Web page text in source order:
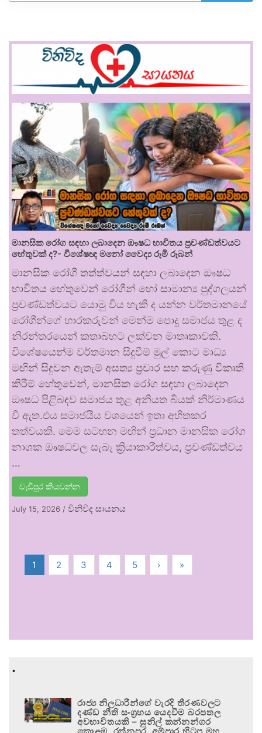
මානසික රෝග සඳහා ලබාදෙන ඖෂධ භාවිතය ප්‍රචණ්ඩත්වයට
හේතුවක් ද?- විශේෂඥ මනෝ වෛද්‍ය රූමි රූබන්
මානසික රෝගී තත්ත්වයන් සඳහා ලබාදෙන ඖෂධ
භාවිතය හේතුවෙන් රෝගීන් හෝ සාමාන්‍ය පුද්ගලයන්
ප්‍රචණ්ඩත්වයට යොමු විය හැකි ද යන්න වර්තමානයේ
රෝගීන්ගේ භාරකරුවන් මෙන්ම පොදු සමාජය තුළ ද
නිරන්තරයෙන් කතාබහට ලක්වන මාතෘකාවකි.
විශේෂයෙන්ම වර්තමාන සිදුවීම් මුල් කොට මාධ්‍ය
මඟින් සිදුවන ඇතැම් අසත්‍ය ප්‍රචාර සහ කරුණු විකෘති
කිරීම් හේතුවෙන්, මානසික රෝග සඳහා ලබාදෙන
ඖෂධ පිළිබඳව සමාජය තුළ අනියත බියක් නිර්මාණය
වී ඇත.එය සමාජයීය වශයෙන් ඉතා අහිතකර
තත්වයකි. මෙම සටහන මඟින් ප්‍රධාන මානසික රෝග
නාශක ඖෂධවල සැබෑ ක්‍රියාකාරීත්වය, ප්‍රචණ්ඩත්වය
…
වැඩිපුර කියවන්න
July 15, 2026 / විනිවිද සායනය
1 2 3 4 5 › »
.
රාජ්‍ය නිලධාරීන්ගේ වැරදි තීරණවලට
දණ්ඩ නීති සංග්‍රහය යෙදවීම බරපතල
අවභාවිතයකි – සුනිල් කන්නන්ගර